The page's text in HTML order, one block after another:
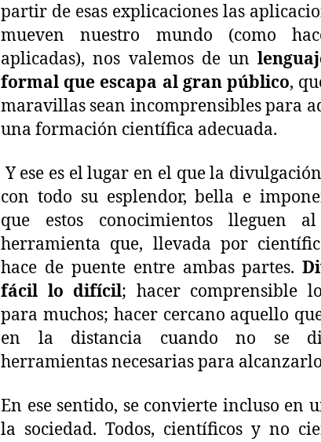
partir de esas explicaciones las
mueven nuestro mundo (como
aplicadas), nos valemos de un
formal que escapa al gran público,
maravillas sean incomprensibles para
una formación científica adecuada.
Y ese es el lugar en el que la
con todo su esplendor, bella e
que estos conocimientos lleguen
herramienta que, llevada por
hace de puente entre ambas partes.
fácil lo difícil; hacer comprensible
para muchos; hacer cercano aquello
en la distancia cuando no se
herramientas necesarias para
En ese sentido, se convierte incluso en
la sociedad. Todos, científicos y no